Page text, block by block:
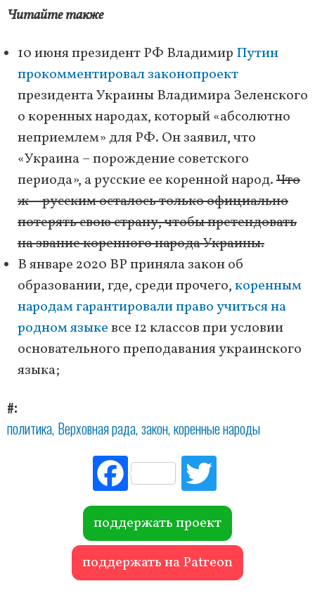
Читайте также
10 июня президент РФ Владимир Путин
прокомментировал законопроект
президента Украины Владимира Зеленского
о коренных народах, который «абсолютно
неприемлем» для РФ. Он заявил, что
«Украина – порождение советского
периода», а русские ее коренной народ.Что
ж – русским осталось только официально
потерять свою страну, чтобы претендовать
на звание коренного народа Украины.
В январе 2020 ВР приняла закон об
образовании, где, среди прочего,коренным
народам гарантировали право учиться на
родном языкевсе 12 классов при условии
основательного преподавания украинского
языка;
#
политика Верховная рада закон коренные народы
Fac
ebo
ok r
поддержать проект
поддержать на Patreon